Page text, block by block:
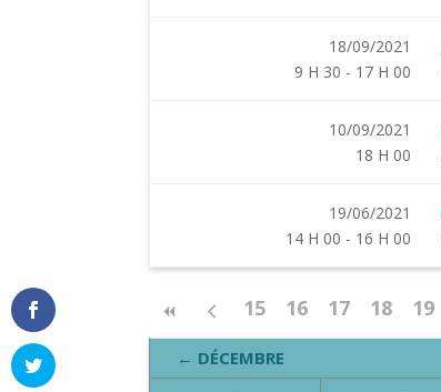
18/09/2021
9 H 30 - 17 H 00
10/09/2021
18 H 00
19/06/2021
14 H 00 - 16 H 00
15 16 17 18 19
← DÉCEMBRE